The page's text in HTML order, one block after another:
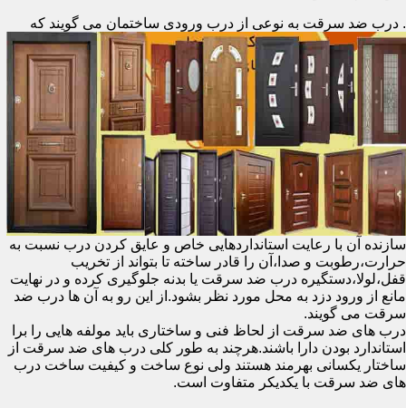
. درب ضد سرقت به نوعی از درب ورودی ساختمان می گویند که
سازنده آن با رعایت استانداردهایی خاص و عایق کردن درب نسبت به
حرارت،رطوبت و صدا،آن را قادر ساخته تا بتواند از تخریب
قفل،لولا،دستگیره درب ضد سرقت یا بدنه جلوگیری کرده و در نهایت
مانع از ورود دزد به محل مورد نظر بشود.از این رو به آن ها درب ضد
سرقت می گویند.
درب های ضد سرقت از لحاظ فنی و ساختاری باید مولفه هایی را برا
استاندارد بودن دارا باشند.هرچند به طور کلی درب های ضد سرقت از
ساختار یکسانی بهرمند هستند ولی نوع ساخت و کیفیت ساخت درب
های ضد سرقت با یکدیکر متفاوت است.